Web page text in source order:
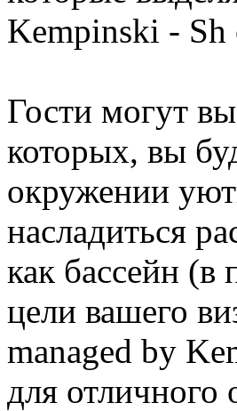
Kempinski - Sh
Гости могут
которых, вы
окружении
насладиться
как бассейн
цели вашего
managed by
для отличного